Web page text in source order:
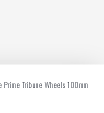
Tribune Wheels 100mm